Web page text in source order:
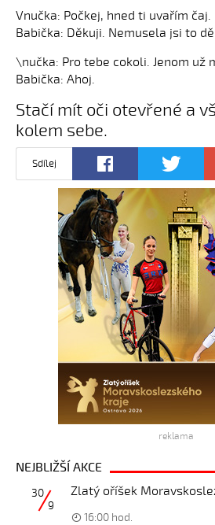
Vnučka: Počkej, hned ti uvařím čaj.
Babička: Děkuji. Nemusela jsi to
\nučka: Pro tebe cokoli. Jenom už
Babička: Ahoj.
Stačí mít oči otevřené a
kolem sebe.
Sdílej
reklama
NEJBLIŽŠÍ AKCE
Zlatý oříšek
30
9
16:00 hod.